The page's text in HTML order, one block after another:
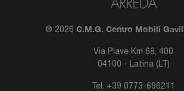
® 2026 C.M.G. Centro Mobili
Via Piave Km 68, 400
04100 - Latina (LT)
Tel. +39 0773-696211